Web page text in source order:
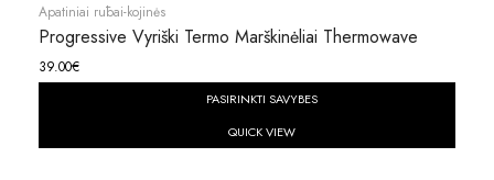
Apatiniai rūbai-kojinės
Progressive Vyriški Termo Marškinėliai Thermowave
39.00€
PASIRINKTI SAVYBES
QUICK VIEW